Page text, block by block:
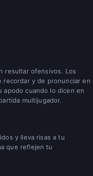
resultar ofensivos. Los
recordar y de pronunciar en
apodo cuando lo dicen en
multijugador.
y lleva risas a tu
que reflejen tu